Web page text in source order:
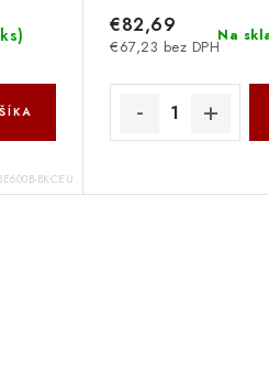
)
BKCEU
Na
€67,23 bez DPH
€82,69